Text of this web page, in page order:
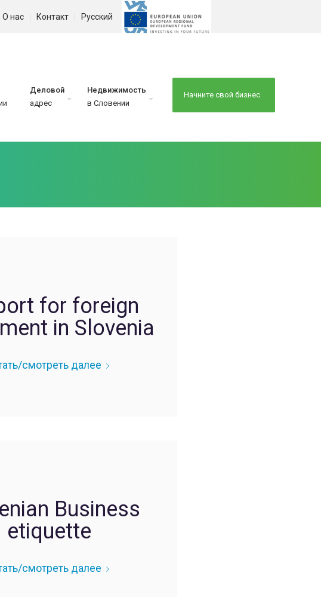
О нас Контакт Русский
Деловой
адрес
Недвижимость
в Словении
Начните свой бизнес
for foreign
in Slovenia
смотреть далее
Business
etiquette
смотреть далее